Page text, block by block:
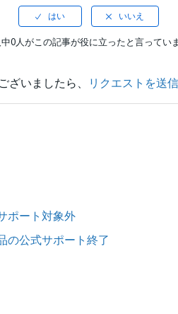
0人がこの記事が役に立ったと言ってい
ざいましたら、 リクエストを送信
ポート対象外
の公式サポート終了